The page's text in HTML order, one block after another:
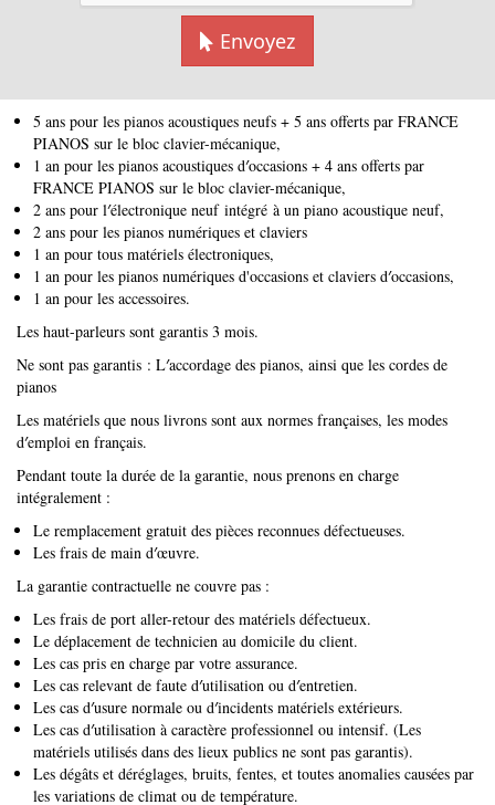
5 ans pour les pianos acoustiques neufs + 5 ans offerts par FRANCE
PIANOS sur le bloc clavier-mécanique,
1 an pour les pianos acoustiques d′occasions + 4 ans offerts par
FRANCE PIANOS sur le bloc clavier-mécanique,
2 ans pour l′électronique neuf intégré à un piano acoustique neuf,
2 ans pour les pianos numériques et claviers
1 an pour tous matériels électroniques,
1 an pour les pianos numériques d'occasions et claviers d′occasions,
1 an pour les accessoires.
Les haut-parleurs sont garantis 3 mois.
Ne sont pas garantis : L′accordage des pianos, ainsi que les cordes de
pianos
Les matériels que nous livrons sont aux normes françaises, les modes
d′emploi en français.
Pendant toute la durée de la garantie, nous prenons en charge
intégralement :
Le remplacement gratuit des pièces reconnues défectueuses.
Les frais de main d′œuvre.
La garantie contractuelle ne couvre pas :
Les frais de port aller-retour des matériels défectueux.
Le déplacement de technicien au domicile du client.
Les cas pris en charge par votre assurance.
Les cas relevant de faute d′utilisation ou d′entretien.
Les cas d′usure normale ou d′incidents matériels extérieurs.
Les cas d′utilisation à caractère professionnel ou intensif. (Les
matériels utilisés dans des lieux publics ne sont pas garantis).
Les dégâts et déréglages, bruits, fentes, et toutes anomalies causées par
les variations de climat ou de température.
Envoyez